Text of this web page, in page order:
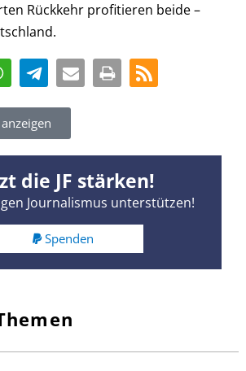
Rückkehr profitieren beide –
die JF stärken!
Journalismus unterstützen!
Spenden